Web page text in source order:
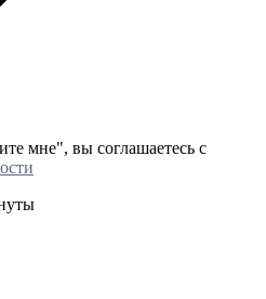
мне", вы соглашаетесь с